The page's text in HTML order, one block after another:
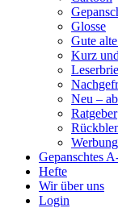
Glosse
Gute
Kurz
Neu –
Ratgeber
Gepanschtes
Hefte
Wir über uns
Login